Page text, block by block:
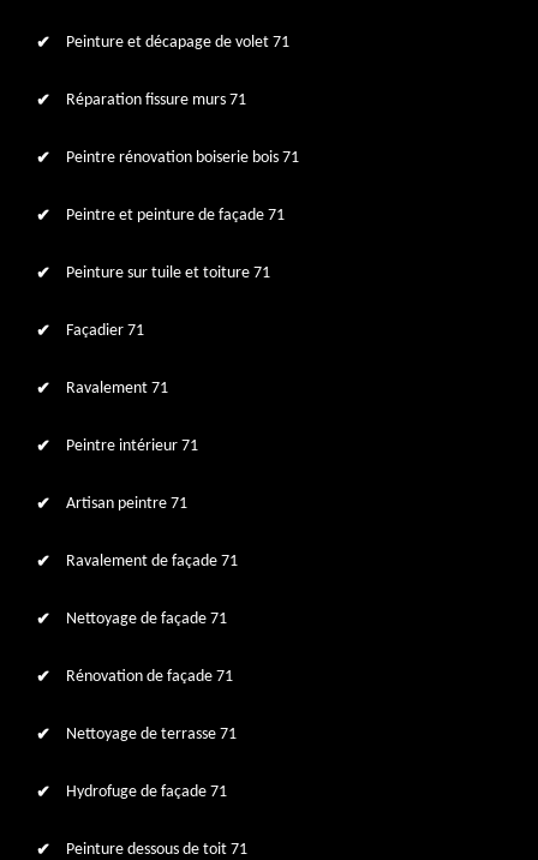
Peinture et décapage de volet 71
Réparation fissure murs 71
Peintre rénovation boiserie bois 71
Peintre et peinture de façade 71
Peinture sur tuile et toiture 71
Façadier 71
Ravalement 71
Peintre intérieur 71
Artisan peintre 71
Ravalement de façade 71
Nettoyage de façade 71
Rénovation de façade 71
Nettoyage de terrasse 71
Hydrofuge de façade 71
Peinture dessous de toit 71